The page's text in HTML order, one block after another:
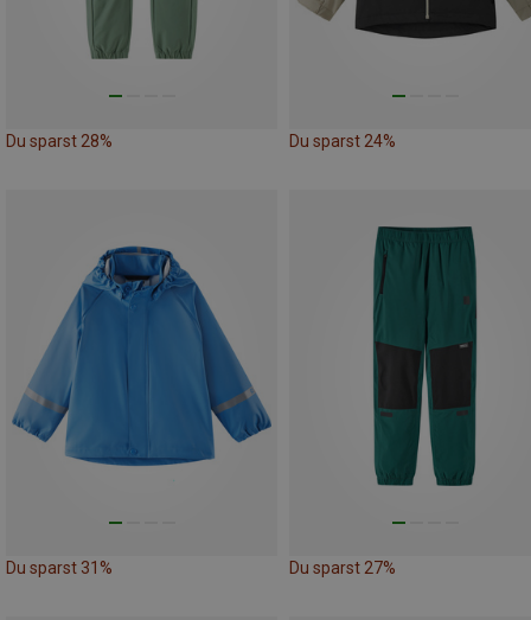
Du sparst 28% Du sparst 24%
Du sparst 31% Du sparst 27%